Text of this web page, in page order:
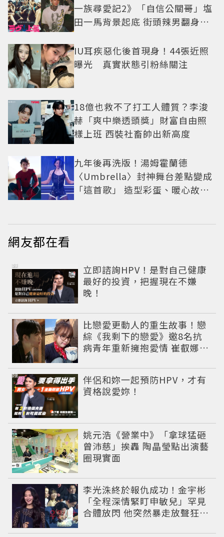
一族尋愛記2》「自信公關哥」塩
田一馬背景起底 街頭辣男翻身當
IU耳疾惡化後首現身！44張近照
曝光 真實狀態引粉絲關注
18億也救不了打工人體質？李浚
赫「爽中樂透頭獎」財富自由照
樣上班 西裝社畜帥出新高度
九年後再洗版！湯姆霍蘭德
〈Umbrella〉封神舞台差點變成
「這首歌」 造型彩蛋、暖心故事
網友都在看
立即諮詢HPV！是對自己健康
最好的投資，把握現在不嫌
晚！
PR
比戀愛更動人的重生故事！戀
綜《我剩下的戀愛》邀8名抗
病青年重新擁抱愛情 崔叡娜淚
伴侶和妳一起預防HPV，才有
資格說愛妳！
PR
姚元浩《營業中》「拿球猛砸
曾沛慈」挨轟 陶晶瑩點出演藝
圈現實面
李光洙終於報仇成功！金宇彬
「全程深情緊盯申敏兒」罕見
合體放閃 他突然暴走放聲狂吼